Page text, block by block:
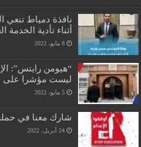
نافذة دمياط تنعي
أثناء تأدية الخدمة
8 مايو، 2022
“هيومن رايتس”:
ليست مؤشرا على
5 مايو، 2022
شارك معنا في حملة
24 أبريل، 2022